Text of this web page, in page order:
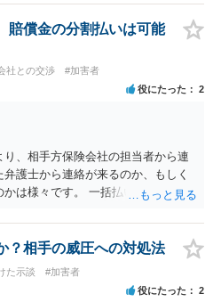
から提示される慰謝料額について
額を検討できる場合がありますの
上で、弁護士に個別に相談すること
会社から届いている示談金額の提
容 ・治療開始日及び治療終了日
症状が残っているか ・叔母様ご本人
今回の事故で利用できる弁護士費
者は叔母様ご本人となりますの
母様ご本人の依頼意思等を確認す
な意思疎通が難しいとのことです
て、依頼意思の確認方法等を検討
賠償金の分割払いは可能
社との交渉 #加害者
役にたった 2
、相手方保険会社の担当者から連
護士から連絡が来るのか、もしく
は様々です。 一括払いや分割払い
すれば、和解は可能です。 他方で
なります。 今後の見通しを知る為
の法律事務所で相談だけでもされる
？相手の威圧への対処法
た示談 #加害者
役にたった 2